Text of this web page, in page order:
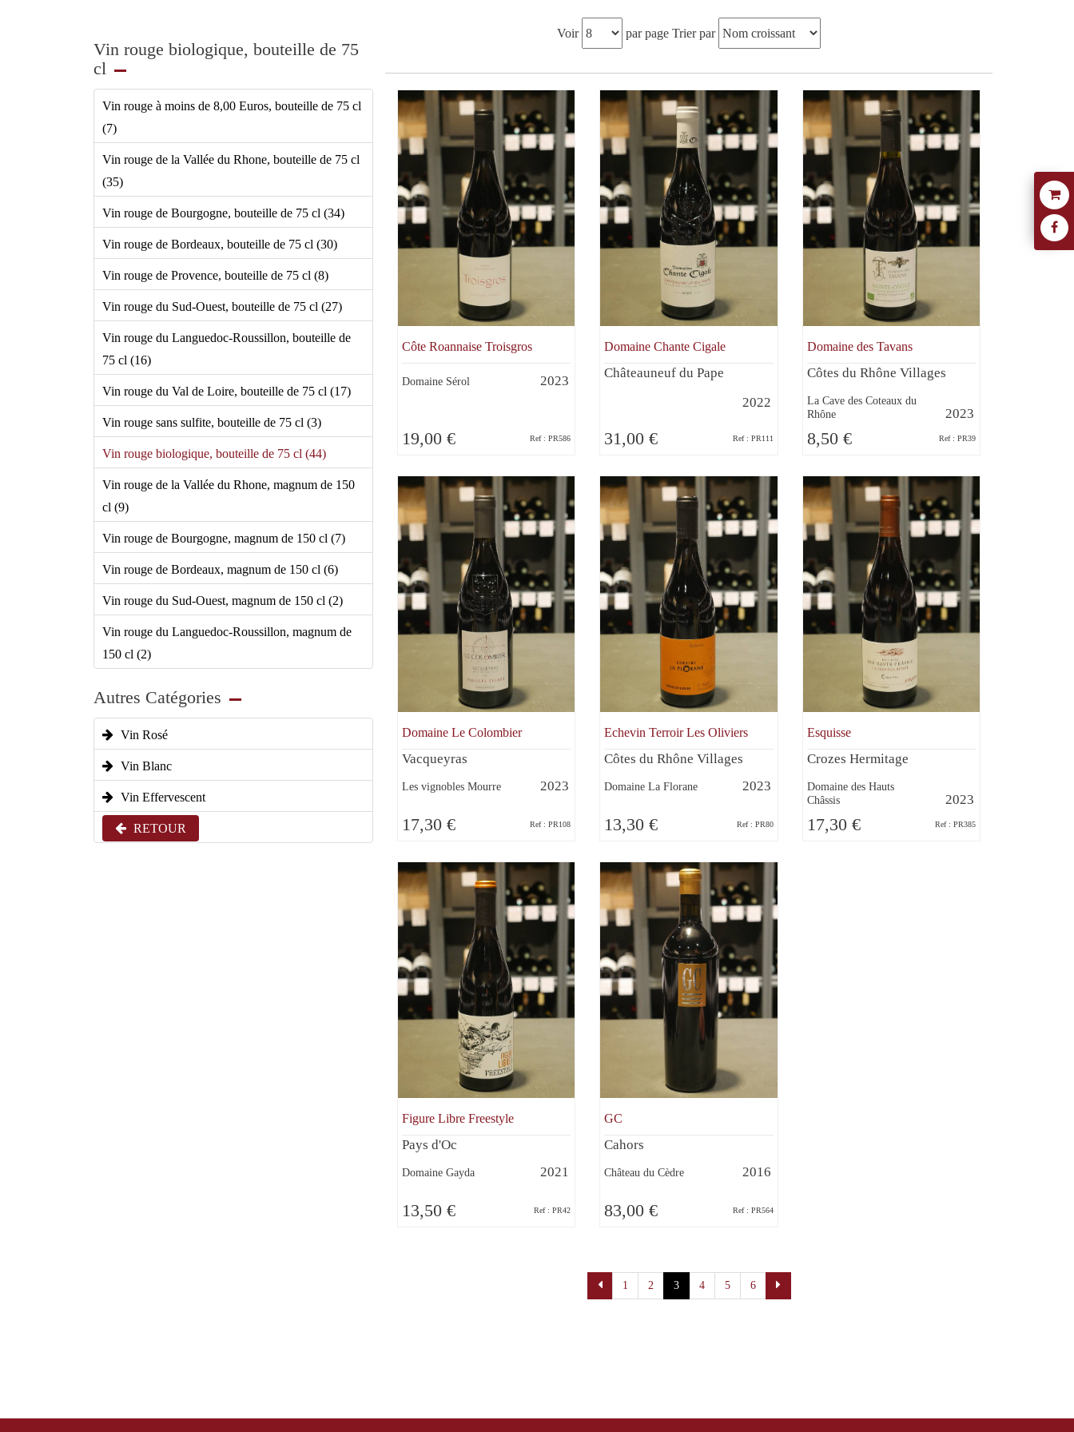
Vin rouge biologique, bouteille de 75
cl
Vin rouge à moins de 8,00 Euros, bouteille de 75 cl
(7)
Vin rouge de la Vallée du Rhone, bouteille de 75 cl
(35)
Vin rouge de Bourgogne, bouteille de 75 cl (34)
Vin rouge de Bordeaux, bouteille de 75 cl (30)
Vin rouge de Provence, bouteille de 75 cl (8)
Vin rouge du Sud-Ouest, bouteille de 75 cl (27)
Vin rouge du Languedoc-Roussillon, bouteille de
75 cl (16)
Vin rouge du Val de Loire, bouteille de 75 cl (17)
Vin rouge sans sulfite, bouteille de 75 cl (3)
Vin rouge biologique, bouteille de 75 cl (44)
Vin rouge de la Vallée du Rhone, magnum de 150
cl (9)
Vin rouge de Bourgogne, magnum de 150 cl (7)
Vin rouge de Bordeaux, magnum de 150 cl (6)
Vin rouge du Sud-Ouest, magnum de 150 cl (2)
Vin rouge du Languedoc-Roussillon, magnum de
150 cl (2)
Autres Catégories
Vin Rosé
Vin Blanc
Vin Effervescent
RETOUR
Voir par page Trier par
Côte Roannaise Troisgros
Domaine Sérol 2023
19,00 € Ref : PR586
Domaine Chante Cigale
Châteauneuf du Pape
2022
31,00 € Ref : PR111
Domaine des Tavans
Côtes du Rhône Villages
La Cave des Coteaux du
Rhône
2023
8,50 € Ref : PR39
Domaine Le Colombier
Vacqueyras
Les vignobles Mourre 2023
17,30 € Ref : PR108
Echevin Terroir Les Oliviers
Côtes du Rhône Villages
Domaine La Florane 2023
13,30 € Ref : PR80
Esquisse
Crozes Hermitage
Domaine des Hauts
Châssis
2023
17,30 € Ref : PR385
Figure Libre Freestyle
Pays d'Oc
Domaine Gayda 2021
13,50 € Ref : PR42
GC
Cahors
Château du Cèdre 2016
83,00 € Ref : PR564
1 2 3 4 5 6